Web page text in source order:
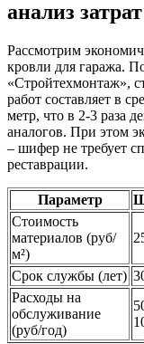
анализ
Рассмотрим
кровли для гаража.
«Стройтехмонтаж»,
работ составляет в
метр, что в 2-3 раза
аналогов. При этом
– шифер не требует
реставрации.
Параметр
Стоимость
материалов (руб/
м²)
Срок службы (лет)
Расходы на
обслуживание
(руб/год)